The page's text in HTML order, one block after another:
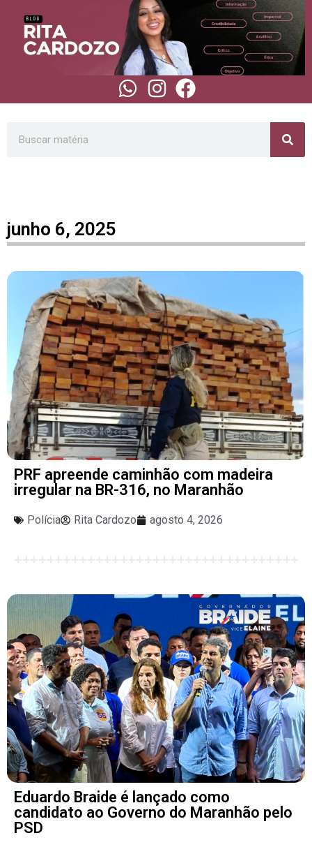
junho 6, 2025
PRF apreende caminhão com madeira
irregular na BR-316, no Maranhão
Polícia Rita Cardozo agosto 4, 2026
Eduardo Braide é lançado como
candidato ao Governo do Maranhão pelo
PSD